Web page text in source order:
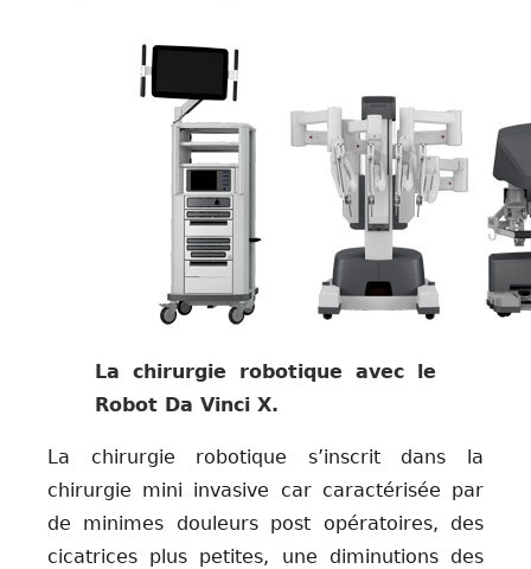
La chirurgie robotique avec le
Robot Da Vinci X.
La chirurgie robotique s’inscrit dans la
chirurgie mini invasive car caractérisée par
de minimes douleurs post opératoires, des
cicatrices plus petites, une diminutions des